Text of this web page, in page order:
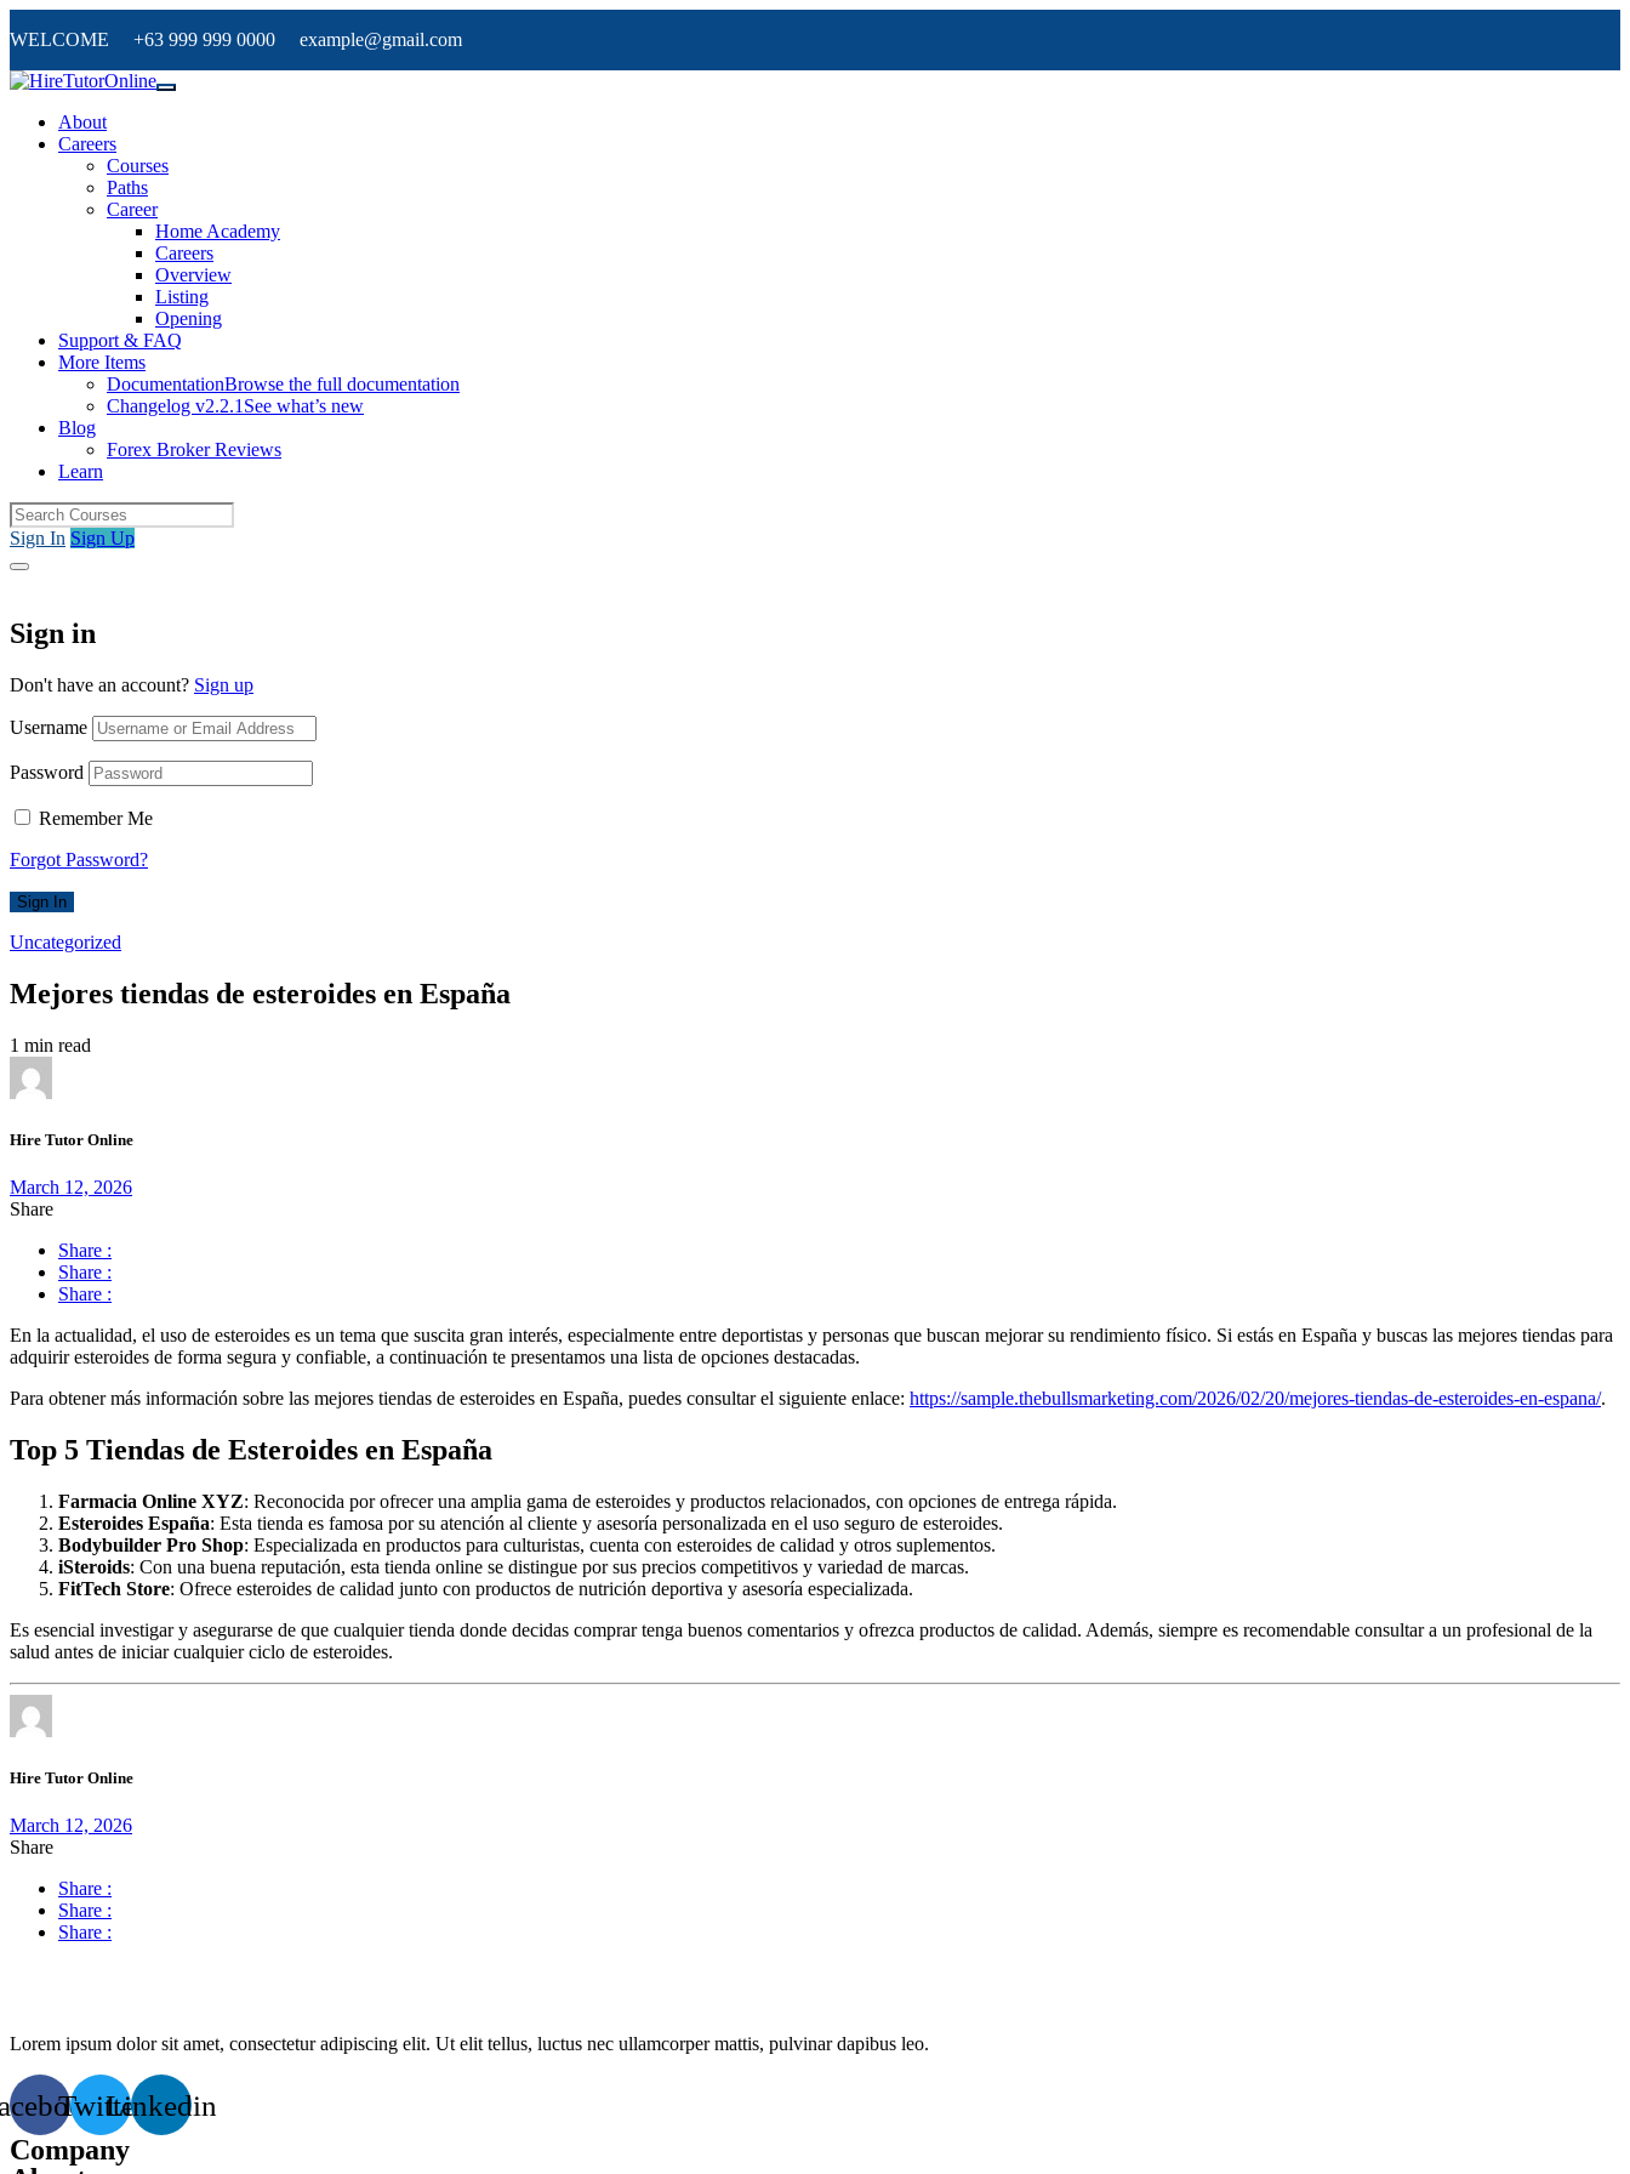
WELCOME +63 999 999 0000 example@gmail.com
About
Careers
Courses
Paths
Career
Home Academy
Careers
Overview
Listing
Opening
Support & FAQ
More Items
DocumentationBrowse the full documentation
Changelog v2.2.1 See what’s new
Blog
Forex Broker Reviews
Learn
Sign In Sign Up
Sign in
Don't have an account? Sign up
Username
Password
Remember Me
Forgot Password?
Sign In
Uncategorized
Mejores tiendas de esteroides en España
1 min read
Hire Tutor Online
March 12, 2026
Share
Share :
Share :
Share :
En la actualidad, el uso de esteroides es un tema que suscita gran interés, especialmente entre deportistas y personas que buscan mejorar su rendimiento físico. Si estás en España y buscas las mejores tiendas para
adquirir esteroides de forma segura y confiable, a continuación te presentamos una lista de opciones destacadas.
Para obtener más información sobre las mejores tiendas de esteroides en España, puedes consultar el siguiente enlace: https://sample.thebullsmarketing.com/2026/02/20/mejores-tiendas-de-esteroides-en-espana/.
Top 5 Tiendas de Esteroides en España
Farmacia Online XYZ: Reconocida por ofrecer una amplia gama de esteroides y productos relacionados, con opciones de entrega rápida.
Esteroides España: Esta tienda es famosa por su atención al cliente y asesoría personalizada en el uso seguro de esteroides.
Bodybuilder Pro Shop: Especializada en productos para culturistas, cuenta con esteroides de calidad y otros suplementos.
iSteroids: Con una buena reputación, esta tienda online se distingue por sus precios competitivos y variedad de marcas.
FitTech Store: Ofrece esteroides de calidad junto con productos de nutrición deportiva y asesoría especializada.
Es esencial investigar y asegurarse de que cualquier tienda donde decidas comprar tenga buenos comentarios y ofrezca productos de calidad. Además, siempre es recomendable consultar a un profesional de la
salud antes de iniciar cualquier ciclo de esteroides.
Hire Tutor Online
March 12, 2026
Share
Share :
Share :
Share :
Lorem ipsum dolor sit amet, consectetur adipiscing elit. Ut elit tellus, luctus nec ullamcorper mattis, pulvinar dapibus leo.
TwitterLinkedin
Company